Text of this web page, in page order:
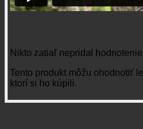
Nikto zatiaľ nepridal
Tento produkt môžu ohodnotiť
ktorí si ho kúpili.